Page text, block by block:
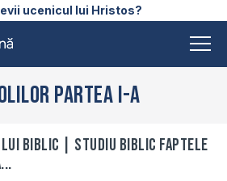
ucenicul lui Hristos?
Partea I-a
biblic | Studiu Biblic Faptele